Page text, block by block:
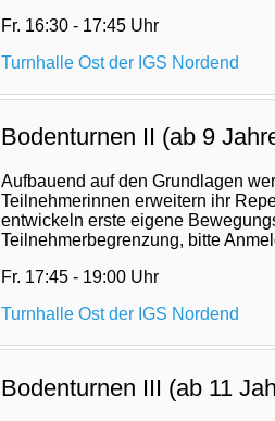
Fr. 16:30 - 17:45 Uhr
Turnhalle Ost der IGS Nordend
Bodenturnen II (ab 9
Aufbauend auf den Grundlagen
Teilnehmerinnen erweitern ihr
entwickeln erste eigene
Teilnehmerbegrenzung, bitte
Fr. 17:45 - 19:00 Uhr
Turnhalle Ost der IGS Nordend
Bodenturnen III (ab 11